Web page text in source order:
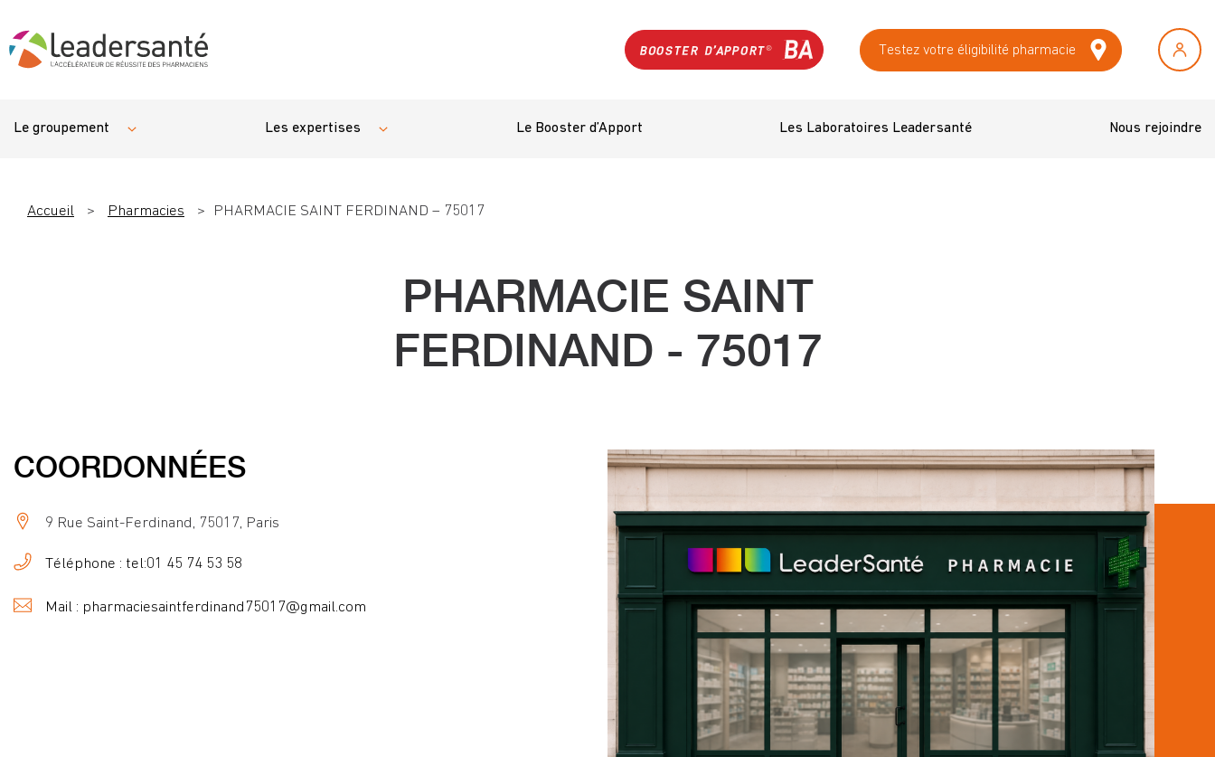
Testez votre éligibilité pharmacie
Le groupement Les expertises Le Booster d’Apport Les Laboratoires Leadersanté Nous rejoindre
Accueil > Pharmacies > PHARMACIE SAINT FERDINAND – 75017
PHARMACIE SAINT
FERDINAND - 75017
COORDONNÉES
9 Rue Saint-Ferdinand, 75017, Paris
Téléphone : tel:01 45 74 53 58
Mail : pharmaciesaintferdinand75017@gmail.com